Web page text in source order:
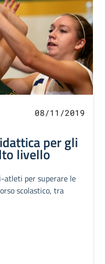
08/11/2019
per gli
livello
atleti per superare le
scolastico, tra